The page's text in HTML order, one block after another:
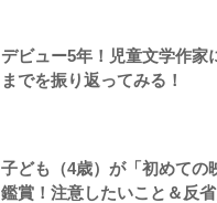
デビュー5年！児童文学作家
までを振り返ってみる！
子ども（4歳）が「初めての
鑑賞！注意したいこと＆反